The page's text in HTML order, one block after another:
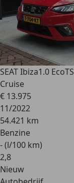
SEAT Ibiza1.0
Cruise
€ 13.975
11/2022
54.421 km
Benzine
- (l/100 km)
2,8
Nieuw